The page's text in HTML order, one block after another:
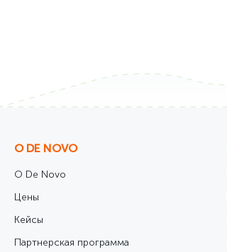
О DE NOVO
О De Novo
Цены
Кейсы
Партнерская программа